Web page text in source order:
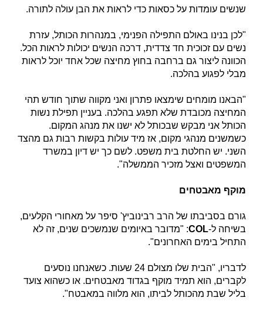
שנשים עומדות על כסאות כדי לראות את הבן עולה לתורה.
"לכן בנינו באולם התפילה הפנימי, במנהרות הכותל, עזרת
נשים עם זכוכית חד צדדית, דרכה הנשים יכולות לראות הכל.
הכוונה ליצור גם ברחבה בחוץ מחיצה שכל אחד יוכל לראות
מבלי לפגוע בהלכה.
"הבאנו מומחים שימצאו פתרון ואני מקווה שתוך חודש תהי
המחיצה מכובדת שלא תפגע בהלכה. בעניין תפילת נשות
הכותל אני מבקש שבכותל לא ישנו את מנהג המקום.
כשמשנים מנהגי מקום, אז מיד עולות בקשות רבות גם מהצד
השני. יש החלטת בית משפט. לשם כך יש דיון במשרד
המשפטים ואצל מזכיר הממשלה".
מוקף מאבטחים
גורם בסביבתו של הרב רבינוביץ' סיפר על מאחורי הקלעים,
בשיחה ל-COL: "מדובר באיומים שנמשכים שנים, זה לא
התחיל בימים האחרונים".
לדבריו, "הבית שלו מצולם 24 שעות. כשאנחנו נוסעים
לקברים, הוא תמיד מוקף בגדוד מאבטחים. או כשהוא צועד
בליל שבת מהכותל לביתו, הוא מלווה במאבטח".